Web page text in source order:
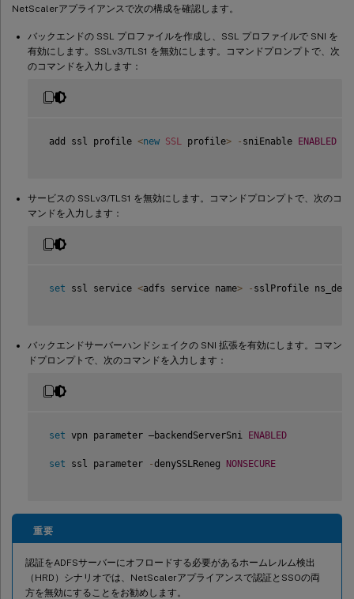
NetScalerアプライアンスで次の構成を確認します。
バックエンドの SSL プロファイルを作成し、SSL プロファイルで SNI を
有効にします。SSLv3/TLS1 を無効にします。コマンドプロンプトで、次
のコマンドを入力します：
add ssl profile <new SSL profile> - sniEnable ENABLED
サービスの SSLv3/TLS1 を無効にします。コマンドプロンプトで、次のコ
マンドを入力します：
set ssl service <adfs service name> - sslProfile
バックエンドサーバーハンドシェイクの SNI 拡張を有効にします。コマン
ドプロンプトで、次のコマンドを入力します：
set vpn parameter –backendServerSni ENABLED
set ssl parameter -denySSLReneg NONSECURE
重要
認証をADFSサーバーにオフロードする必要があるホームレルム検出
（HRD）シナリオでは、NetScalerアプライアンスで認証とSSOの両
方を無効にすることをお勧めします。